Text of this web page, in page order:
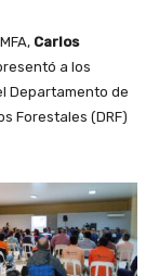
Carlos
a los
Departamento de
Forestales (DRF)